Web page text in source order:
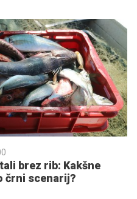
brez rib: Kakšne
črni scenarij?